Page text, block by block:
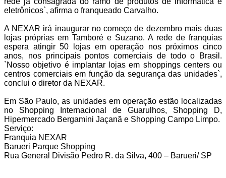
eletrônicos`, afirma o franqueado Carvalho.
A NEXAR irá inaugurar no começo de dezembro mais duas
lojas próprias em Tamboré e Suzano. A rede de franquias
espera atingir 50 lojas em operação nos próximos cinco
anos, nos principais pontos comerciais de todo o Brasil.
`Nosso objetivo é implantar lojas em shoppings centers ou
centros comerciais em função da segurança das unidades`,
conclui o diretor da NEXAR.
Em São Paulo, as unidades em operação estão localizadas
no Shopping Internacional de Guarulhos, Shopping D,
Hipermercado Bergamini Jaçanã e Shopping Campo Limpo.
Serviço:
Franquia NEXAR
Barueri Parque Shopping
Rua General Divisão Pedro R. da Silva, 400 – Barueri/ SP